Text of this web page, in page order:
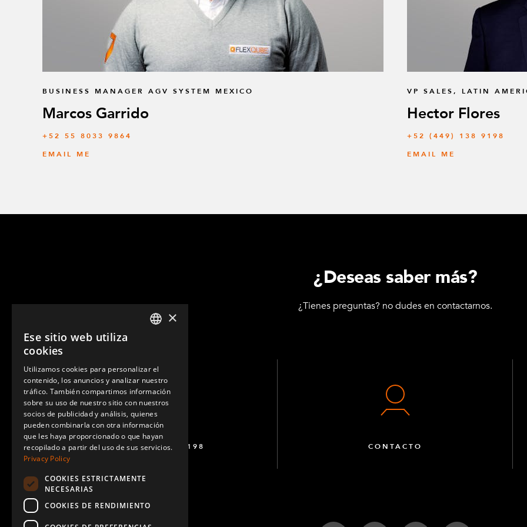
BUSINESS MANAGER AGV SYSTEM MEXICO
Marcos Garrido
+52 55 8033 9864
EMAIL ME
VP SALES, LATIN
Hector Flores
+52 (449) 138 9198
EMAIL ME
¿Deseas saber más?
¿Tienes preguntas? no dudes en contactarnos.
+52 449 138 9198 CONTACTO
×
Ese sitio web utiliza
cookies
Utilizamos cookies para personalizar el
contenido, los anuncios y analizar nuestro
tráfico. También compartimos información
sobre su uso de nuestro sitio con nuestros
socios de publicidad y análisis, quienes
pueden combinarla con otra información
que les haya proporcionado o que hayan
recopilado a partir del uso de sus servicios.
Privacy Policy
COOKIES ESTRICTAMENTE
NECESARIAS
COOKIES DE RENDIMIENTO